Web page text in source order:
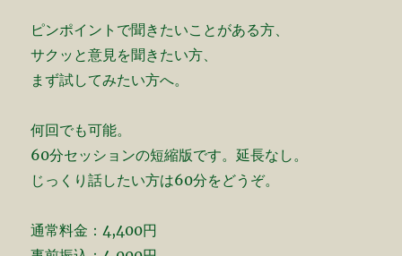
ピンポイントで聞きたいことがある方、
サクッと意見を聞きたい方、
まず試してみたい方へ。
何回でも可能。
60分セッションの短縮版です。延長なし。
じっくり話したい方は60分をどうぞ。
通常料金：4,400円